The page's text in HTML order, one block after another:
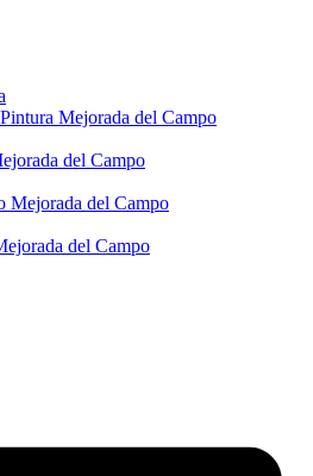
Mejorada del Campo
del Campo
Mejorada del Campo
del Campo